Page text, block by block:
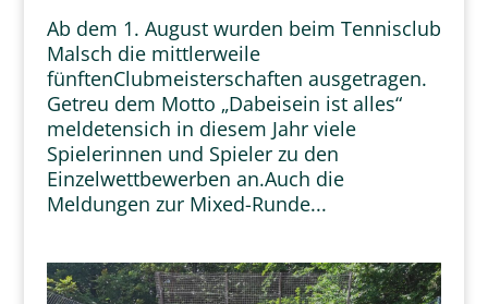
Ab dem 1. August wurden beim Tennisclub
Malsch die mittlerweile
fünftenClubmeisterschaften ausgetragen.
Getreu dem Motto „Dabeisein ist alles“
meldetensich in diesem Jahr viele
Spielerinnen und Spieler zu den
Einzelwettbewerben an.Auch die
Meldungen zur Mixed-Runde...